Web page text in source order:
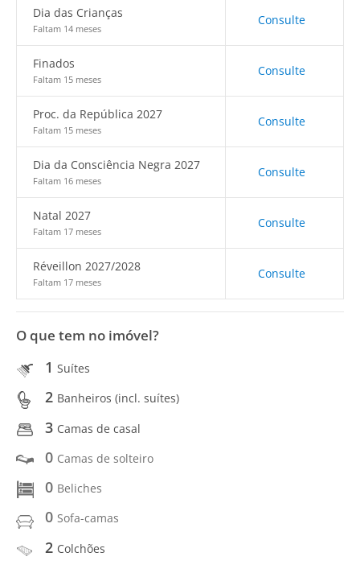
Dia das Crianças
Faltam 14 meses
Consulte
Finados
Faltam 15 meses
Consulte
Proc. da República 2027
Faltam 15 meses
Consulte
Dia da Consciência Negra 2027
Faltam 16 meses
Consulte
Natal 2027
Faltam 17 meses
Consulte
Réveillon 2027/2028
Faltam 17 meses
Consulte
O que tem no imóvel?
1 Suítes
2 Banheiros (incl. suítes)
3 Camas de casal
0 Camas de solteiro
0 Beliches
0 Sofa-camas
2 Colchões